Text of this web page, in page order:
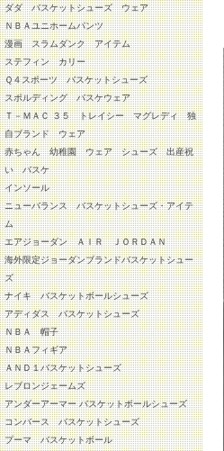
ダダ バスケットシューズ ウェア
ＮＢＡユニホームパンツ
漫画 スラムダンク アイテム
ステフィン カリー
Ｑ４スポーツ バスケットシューズ
スポルディング バスケウェア
Ｔ－ＭＡＣ ３５ トレイシー マグレディ 独
自ブランド ウェア
赤ちゃん 幼稚園 ウェア シューズ 出産祝
い バスケ
インソール
ニューバランス バスケットシューズ・アイテ
ム
エアジョーダン ＡＩＲ ＪＯＲＤＡＮ
海外限定ジョーダンブランドバスケットシュー
ズ
ナイキ バスケットボールシューズ
アディダス バスケットシューズ
ＮＢＡ 帽子
ＮＢＡフィギア
ＡＮＤ１バスケットシューズ
レブロンジェームズ
アンダーアーマー バスケットボールシューズ
コンバース バスケットシューズ
プーマ バスケットボール